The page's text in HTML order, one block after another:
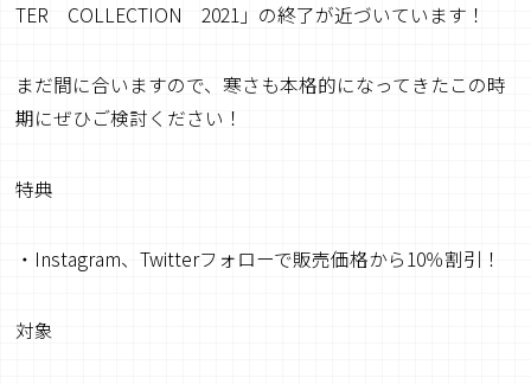
TER COLLECTION 2021」の終了が近づいています！
まだ間に合いますので、寒さも本格的になってきたこの時
期にぜひご検討ください！
特典
・Instagram、Twitterフォローで販売価格から10％割引！
対象